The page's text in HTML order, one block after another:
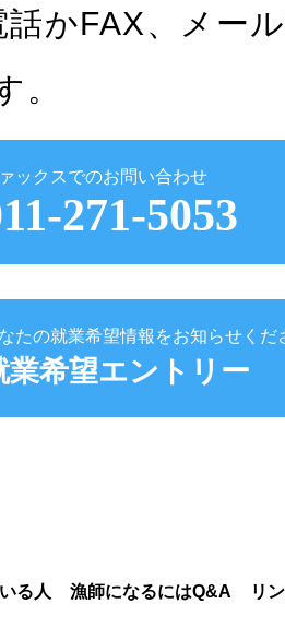
かFAX、メール
。
ックスでのお問い合わせ
271-5053
たの就業希望情報をお知らせくだ
業希望エントリー
る人 漁師になるにはQ&A リ